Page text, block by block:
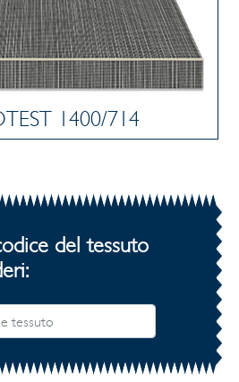
1400/714
del tessuto